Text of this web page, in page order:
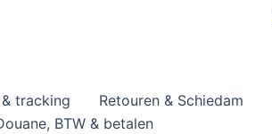
tracking
Retouren & Schiedam
BTW & betalen